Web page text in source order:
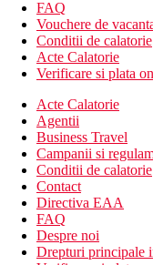
Micul dejun
Plaja
Posibilitate
Activitati sportive
Contra cost:
Copii
Patut gratuit (la
Carduri
VISA, EC/MC,
FAQ
Vouchere de
Conditii de calatorie
Acte Calatorie
Verificare si plata
Acte Calatorie
Agentii
Business Travel
Campanii si
Conditii de calatorie
Contact
Directiva EAA
FAQ
Despre noi
Drepturi principale